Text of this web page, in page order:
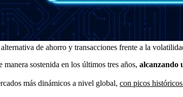
de ahorro y transacciones frente a la
sostenida en los últimos tres años, alcanzando
más dinámicos a nivel global, con picos